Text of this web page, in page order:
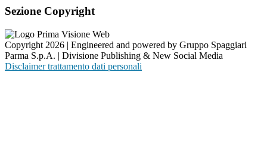
Sezione Copyright
Copyright 2026 | Engineered and powered by Gruppo Spaggiari
Parma S.p.A. | Divisione Publishing & New Social Media
Disclaimer trattamento dati personali